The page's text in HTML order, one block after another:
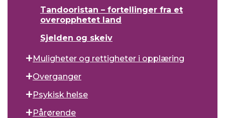
Tandooristan – fortellinger fra et
overopphetet land
Sjelden og skeiv
Muligheter og rettigheter i opplæring
Overganger
Psykisk helse
Pårørende